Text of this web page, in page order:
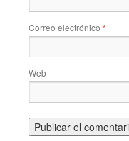
Correo electrónico *
Web